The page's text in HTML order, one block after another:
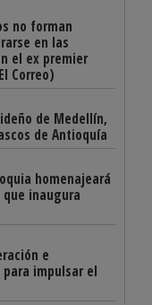
no forman
en las
el ex premier
Correo)
de Medellín,
de Antioquía
homenajeará
que inaugura
e
impulsar el